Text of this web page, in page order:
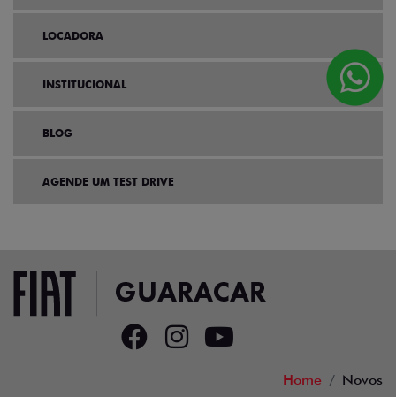
LOCADORA
INSTITUCIONAL
BLOG
AGENDE UM TEST DRIVE
Home Novos